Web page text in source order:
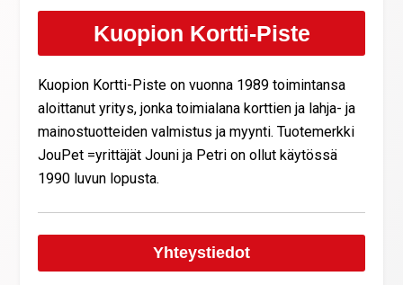
Kuopion Kortti-Piste
Kuopion Kortti-Piste on vuonna 1989 toimintansa
aloittanut yritys, jonka toimialana korttien ja lahja- ja
mainostuotteiden valmistus ja myynti. Tuotemerkki
JouPet =yrittäjät Jouni ja Petri on ollut käytössä
1990 luvun lopusta.
Yhteystiedot